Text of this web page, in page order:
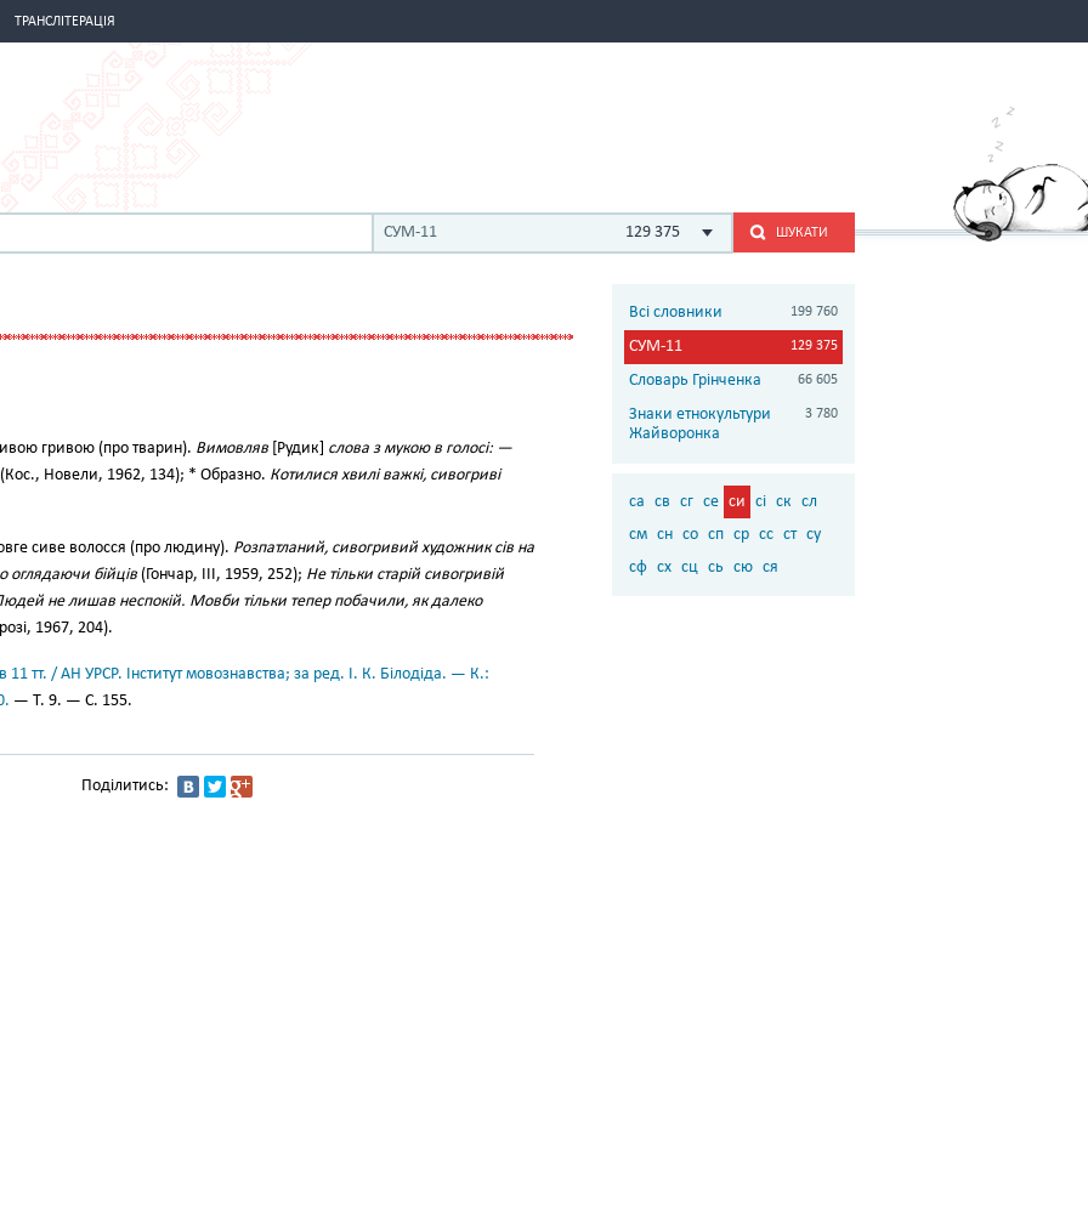
ТРАНСЛІТЕРАЦІЯ
СУМ-11 129 375 ШУКАТИ
гривою (про тварин). Вимовляв [Рудик] слова з мукою в голосі: —
Новели, 1962, 134); * Образно. Котилися хвилі важкі, сивогриві
сиве волосся (про людину). Розпатланий, сивогривий художник сів на
оглядаючи бійців (Гончар, III, 1959, 252); Не тільки старій сивогривій
не лишав неспокій. Мовби тільки тепер побачили, як далеко
1967, 204).
11 тт. / АН УРСР. Інститут мовознавства; за ред. І. К. Білодіда. — К.:
— Т. 9. — С. 155.
Поділитись:
Всі словники 199 760
СУМ-11 129 375
Словарь Грінченка 66 605
Знаки етнокультури
Жайворонка
3 780
са св сг се си сі ск сл
см сн со сп ср сс ст су
сф сх сц сь сю ся